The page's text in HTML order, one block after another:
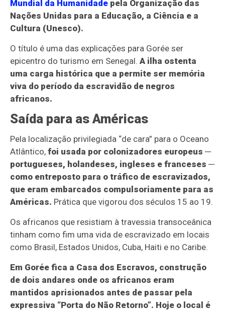
Mundial da Humanidade pela Organização das
Nações Unidas para a Educação, a Ciência e a
Cultura (Unesco).
O título é uma das explicações para Gorée ser
epicentro do turismo em Senegal.A ilha ostenta
uma carga histórica que a permite ser memória
viva do período da escravidão de negros
africanos.
Saída para as Américas
Pela localização privilegiada “de cara” para o Oceano
Atlântico,foi usada por colonizadores europeus ─
portugueses, holandeses, ingleses e franceses ─
como entreposto para o tráfico de escravizados,
que eram embarcados compulsoriamente para as
Américas. Prática que vigorou dos séculos 15 ao 19.
Os africanos que resistiam à travessia transoceânica
tinham como fim uma vida de escravizado em locais
como Brasil, Estados Unidos, Cuba, Haiti e no Caribe.
Em Gorée fica a Casa dos Escravos, construção
de dois andares onde os africanos eram
mantidos aprisionados antes de passar pela
expressiva “Porta do Não Retorno”. Hoje o local é